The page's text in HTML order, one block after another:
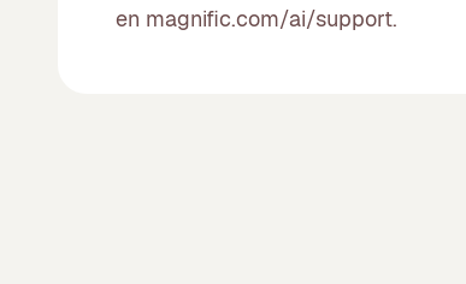
en magnific.com/ai/support.